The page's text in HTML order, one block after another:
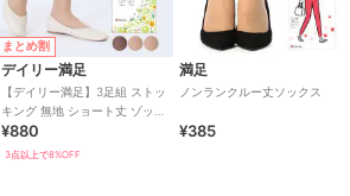
まとめ割
デイリー満足
【デイリー満足】3足組 ストッ
キング 無地 ショート丈 ゾッキ
ノンラン設計 抗菌防臭 つま先
補強
¥880
3点以上で8%OFF
満足
ノンランクルー丈ソックス
¥385